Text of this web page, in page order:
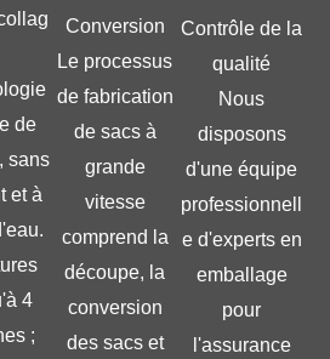
de
sans
et à
4
;
Conversion
Le processus
de fabrication
de sacs à
grande
vitesse
comprend la
découpe, la
conversion
des sacs et
Contrôle de la
qualité
Nous
disposons
d'une équipe
professionnell
e d'experts en
emballage
pour
l'assurance